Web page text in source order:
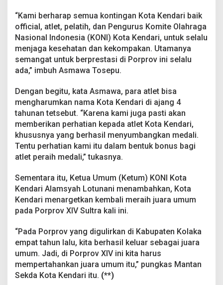
l
r
a
“Kami berharap semua kontingan Kota Kendari baik
official, atlet, pelatih, dan Pengurus Komite Olahraga
Nasional Indonesia (KONI) Kota Kendari, untuk selalu
menjaga kesehatan dan kekompakan. Utamanya
semangat untuk berprestasi di Porprov ini selalu
ada,” imbuh Asmawa Tosepu.
Dengan begitu, kata Asmawa, para atlet bisa
mengharumkan nama Kota Kendari di ajang 4
tahunan tetsebut. “Karena kami juga pasti akan
memberikan perhatian kepada atlet Kota Kendari,
khususnya yang berhasil menyumbangkan medali.
Tentu perhatian kami itu dalam bentuk bonus bagi
atlet peraih medali,” tukasnya.
Sementara itu, Ketua Umum (Ketum) KONI Kota
Kendari Alamsyah Lotunani menambahkan, Kota
Kendari menargetkan kembali meraih juara umum
pada Porprov XIV Sultra kali ini.
“Pada Porprov yang digulirkan di Kabupaten Kolaka
empat tahun lalu, kita berhasil keluar sebagai juara
umum. Jadi, di Porprov XIV ini kita harus
mempertahankan juara umum itu,” pungkas Mantan
Sekda Kota Kendari itu. (**)